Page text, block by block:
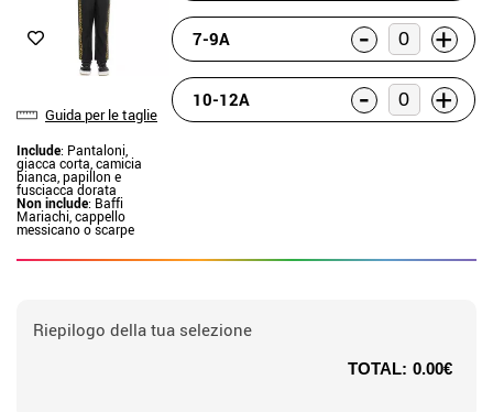
Guida per le taglie
Include: Pantaloni,
giacca corta, camicia
bianca, papillon e
fusciacca dorata
Non include: Baffi
Mariachi, cappello
messicano o scarpe
7-9A - +
10-12A - +
Riepilogo della tua selezione
TOTAL: 0.00€